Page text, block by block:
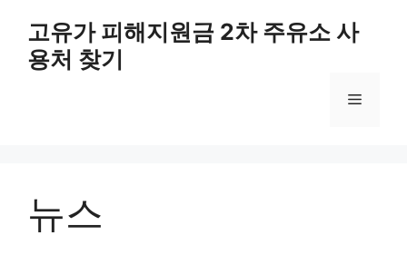
고유가 피해지원금 2차 주유소 사
용처 찾기
메
뉴스